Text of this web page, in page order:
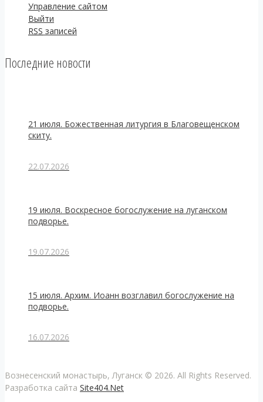
Управление сайтом
Выйти
RSS записей
Последние новости
21 июля. Божественная литургия в Благовещенском
скиту.
22.07.2026
19 июля. Воскресное богослужение на луганском
подворье.
19.07.2026
15 июля. Архим. Иоанн возглавил богослужение на
подворье.
16.07.2026
Вознесенский монастырь, Луганск © 2026. All Rights Reserved.
Разработка сайта Site404.Net